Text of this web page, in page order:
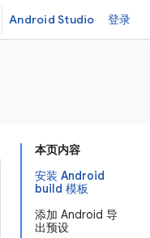
Android Studio 登录
本页内容
安装 Android
build 模板
添加 Android 导
出预设